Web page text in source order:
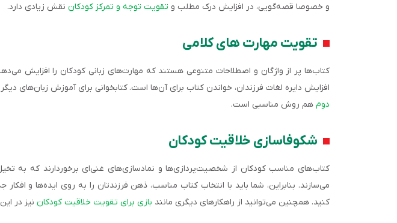
و خصوصا قصه‌گویی، در افزایش درک مطلب و تقویت توجه و تمرکز کودکان نقش زیادی دارد.
تقویت مهارت های کلامی
کتاب‌ها پر از واژگان و اصطلاحات متنوعی هستند که مهارت‌های زبانی کودکان را افزایش
افزایش دایره لغات فرزندان، خواندن کتاب‌ برای آن‌ها است. کتابخوانی برای آموزش زبان‌های
دوم هم روش مناسبی است.
شکوفاسازی خلاقیت کودکان
کتاب‌های مناسب کودکان از شخصیت‌پردازی‌ها و نمادسازی‌های غنی‌ای برخوردارند که به
می‌سازند. بنابراین، شما باید با انتخاب کتاب مناسب، ذهن فرزندتان را به‌ روی ایده‌ها و
کنید. همچنین می‌توانید از راهکارهای دیگری مانند بازی برای تقویت خلاقیت کودکان نیز در